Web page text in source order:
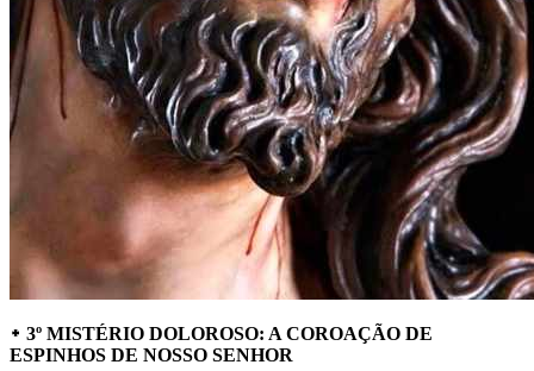
᛭ 3º MISTÉRIO DOLOROSO: A COROAÇÃO DE
ESPINHOS DE NOSSO SENHOR